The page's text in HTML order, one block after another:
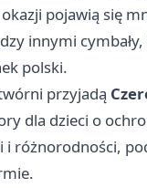
pojawią się
innymi cymbały,
polski.
przyjadą
dla dzieci o
i różnorodności,